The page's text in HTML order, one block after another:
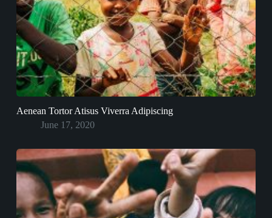
Aenean Tortor Atisus Viverra Adipiscing
June 17, 2020